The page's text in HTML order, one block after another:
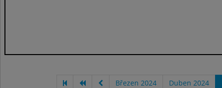
Březen 2024 Duben 2024